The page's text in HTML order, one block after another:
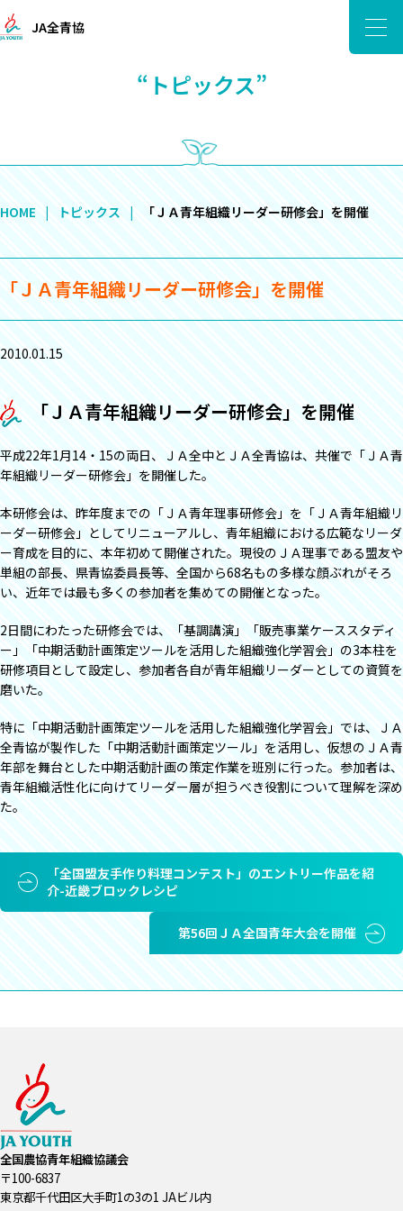
JA全青協
“トピックス”
HOME トピックス 「ＪＡ青年組織リーダー研修会」を開催
「ＪＡ青年組織リーダー研修会」を開催
2010.01.15
「ＪＡ青年組織リーダー研修会」を開催
平成22年1月14・15の両日、ＪＡ全中とＪＡ全青協は、共催で「ＪＡ青
年組織リーダー研修会」を開催した。
本研修会は、昨年度までの「ＪＡ青年理事研修会」を「ＪＡ青年組織リ
ーダー研修会」としてリニューアルし、青年組織における広範なリーダ
ー育成を目的に、本年初めて開催された。現役のＪＡ理事である盟友や
単組の部長、県青協委員長等、全国から68名もの多様な顔ぶれがそろ
い、近年では最も多くの参加者を集めての開催となった。
2日間にわたった研修会では、「基調講演」「販売事業ケーススタディ
ー」「中期活動計画策定ツールを活用した組織強化学習会」の3本柱を
研修項目として設定し、参加者各自が青年組織リーダーとしての資質を
磨いた。
特に「中期活動計画策定ツールを活用した組織強化学習会」では、ＪＡ
全青協が製作した「中期活動計画策定ツール」を活用し、仮想のＪＡ青
年部を舞台とした中期活動計画の策定作業を班別に行った。参加者は、
青年組織活性化に向けてリーダー層が担うべき役割について理解を深め
た。
「全国盟友手作り料理コンテスト」のエントリー作品を紹
介-近畿ブロックレシピ
第56回ＪＡ全国青年大会を開催
全国農協青年組織協議会
〒100-6837
東京都千代田区大手町1の3の1 JAビル内